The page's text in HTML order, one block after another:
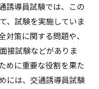
誘導員試験では、この
、試験を実施していま
対策に関する問題や、
接試験などがありま
めに重要な役割を果た
には、交通誘導員試験